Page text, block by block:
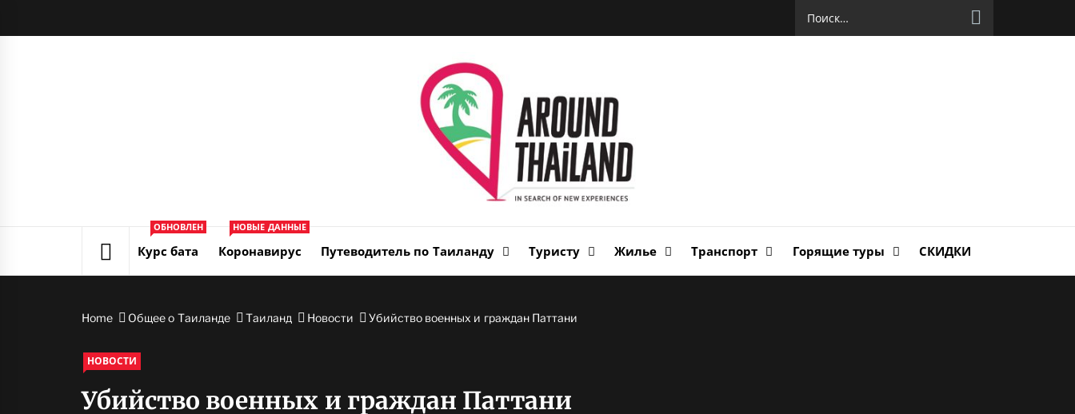
Курс бата
ОБНОВЛЕН
Коронавирус
НОВЫЕ ДАННЫЕ
Путеводитель по Таиланду Туристу Жилье Транспорт Горящие туры СКИДКИ
Home Общее о Таиланде Таиланд Новости Убийство военных и граждан Паттани
НОВОСТИ
Убийство военных и граждан Паттани